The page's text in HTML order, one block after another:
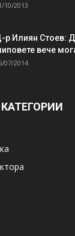
10/2013
р Илиян Стоев:
вече
07/2014